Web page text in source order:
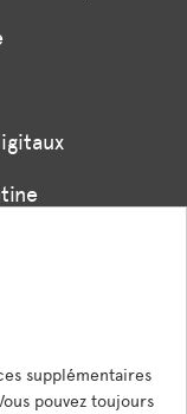
supplémentaires
pouvez toujours